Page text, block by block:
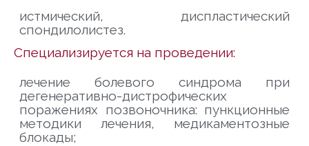
истмический, диспластический
спондилолистез.
Специализируется на проведении:
лечение болевого синдрома при
дегенеративно-дистрофических
поражениях позвоночника: пункционные
методики лечения, медикаментозные
блокады;